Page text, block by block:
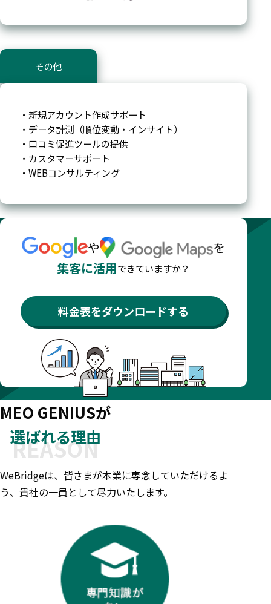
その他
・新規アカウント作成サポート
・データ計測（順位変動・インサイト）
・口コミ促進ツールの提供
・カスタマーサポート
・WEBコンサルティング
や
を
集客に活用できていますか？
料金表をダウンロードする
MEO GENIUSが
選ばれる理由
WeBridgeは、皆さまが本業に専念していただけるよ
う、貴社の一員として尽力いたします。